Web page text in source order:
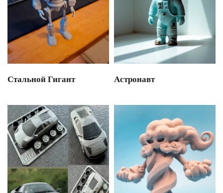
Стальной Гигант Астронавт